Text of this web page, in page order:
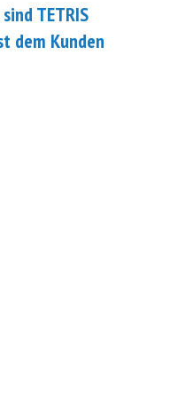
TETRIS
dem Kunden